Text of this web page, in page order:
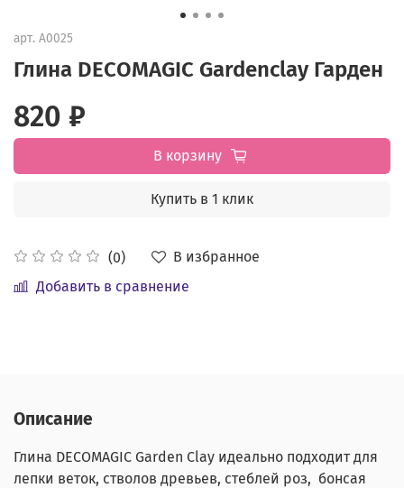
арт. А0025
Глина DECOMAGIC Gardenclay Гарден
(0)
В избранное
Добавить в сравнение
820 ₽
В корзину
Купить в 1 клик
Описание
Глина DECOMAGIC Garden Clay идеально подходит для
лепки веток, стволов древьев, стеблей роз, бонсая